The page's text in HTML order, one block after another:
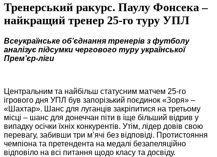
Тренерський ракурс. Паулу Фонсека –
найкращий тренер 25-го туру УПЛ
Всеукраїнське об’єднання тренерів з футболу
аналізує підсумки чергового туру української
Прем’єр-ліги
Центральним та найбільш статусним матчем 25-го
ігрового дня УПЛ був запорізький поєдинок «Зоря» –
«Шахтар». Шанс для луганців закріпитися на третьому
місці – шанс для донеччан піти в іще більший відрив у
випадку осічки їхніх конкурентів. Утім, лідер довів свою
перевагу, забивши три м’ячі без відповіді. Протистояння
чемпіона та претендента на медалі безапеляційно
відповіло на всі питання щодо класу та досвіду.